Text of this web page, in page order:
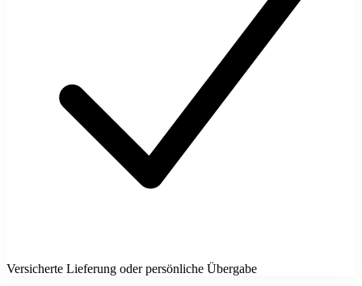
Versicherte Lieferung oder persönliche Übergabe